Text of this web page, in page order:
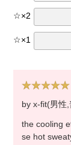
☆×2
☆×1
by x-fit(男性
the cooling
se hot